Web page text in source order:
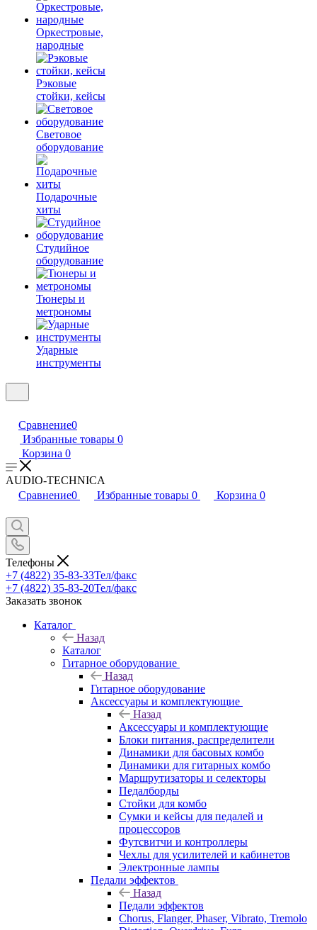
Оркестровые,
народные
Рэковые
стойки, кейсы
Световое
оборудование
Подарочные
хиты
Студийное
оборудование
Тюнеры и
метрономы
Ударные
инструменты
Сравнение0
Избранные товары 0
Корзина 0
AUDIO-TECHNICA
Сравнение0 Избранные товары 0 Корзина 0
Телефоны
+7 (4822) 35-83-33Тел/факс
+7 (4822) 35-83-20Тел/факс
Заказать звонок
Каталог
Назад
Каталог
Гитарное оборудование
Назад
Гитарное оборудование
Аксессуары и комплектующие
Назад
Аксессуары и комплектующие
Блоки питания, распределители
Динамики для басовых комбо
Динамики для гитарных комбо
Маршрутизаторы и селекторы
Педалборды
Стойки для комбо
Сумки и кейсы для педалей и
процессоров
Футсвитчи и контроллеры
Чехлы для усилителей и кабинетов
Электронные лампы
Педали эффектов
Назад
Педали эффектов
Chorus, Flanger, Phaser, Vibrato, Tremolo